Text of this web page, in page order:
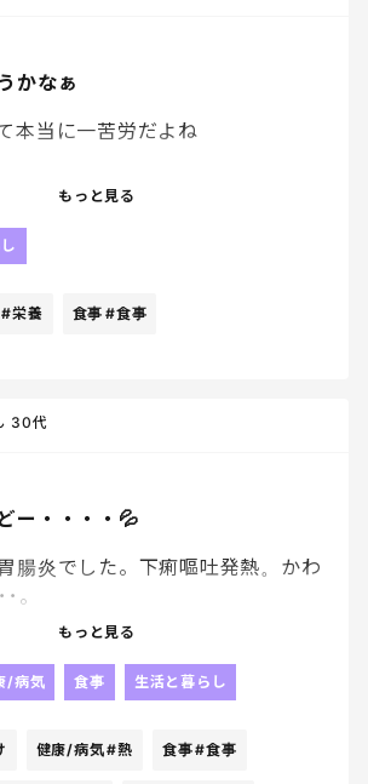
かなぁ
本当に一苦労だよね
院とか毎日食事を提供する団体の
っかり考えなきゃいけなくて。
もっと見る
#栄養 食事 #食事
ー・・・・💦
30代
腸炎でした。下痢嘔吐発熱。かわ
。
んとんでもなく食べることが好き
い食べたいがすごいんだけど、食べ
だけどまだ食べ足りないことに大
もっと見る
/病気 食事 生活と暮らし
健康/病気#熱 食事#食事